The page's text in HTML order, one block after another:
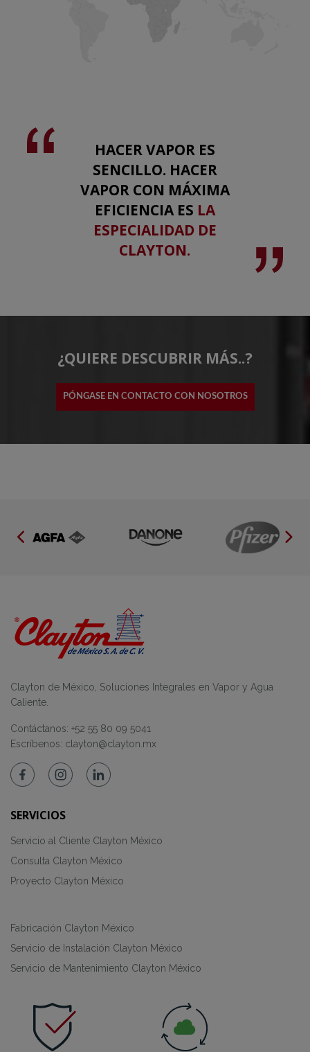
HACER VAPOR ES
SENCILLO. HACER
VAPOR CON MÁXIMA
EFICIENCIA ES LA
ESPECIALIDAD DE
CLAYTON.
¿QUIERE DESCUBRIR MÁS..?
PÓNGASE EN CONTACTO CON NOSOTROS
Clayton de México, Soluciones Integrales en Vapor y Agua
Caliente.
Contáctanos: +52 55 80 09 5041
Escríbenos: clayton@clayton.mx
SERVICIOS
Servicio al Cliente Clayton México
Consulta Clayton México
Proyecto Clayton México
Fabricación Clayton México
Servicio de Instalación Clayton México
Servicio de Mantenimiento Clayton México